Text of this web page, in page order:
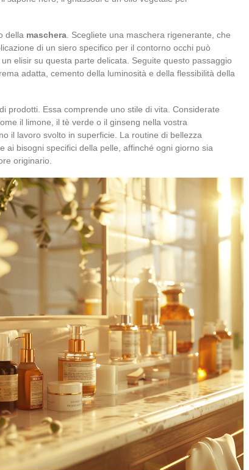
della maschera . Scegliete una maschera rigenerante, che
di un siero specifico per il contorno occhi può
elisir su questa parte delicata. Seguite questo passaggio
adatta, cemento della luminosità e della flessibilità della
prodotti. Essa comprende uno stile di vita. Considerate
il limone, il tè verde o il ginseng nella vostra
il lavoro svolto in superficie. La routine di bellezza
ai bisogni specifici della pelle, affinché ogni giorno sia
originario.